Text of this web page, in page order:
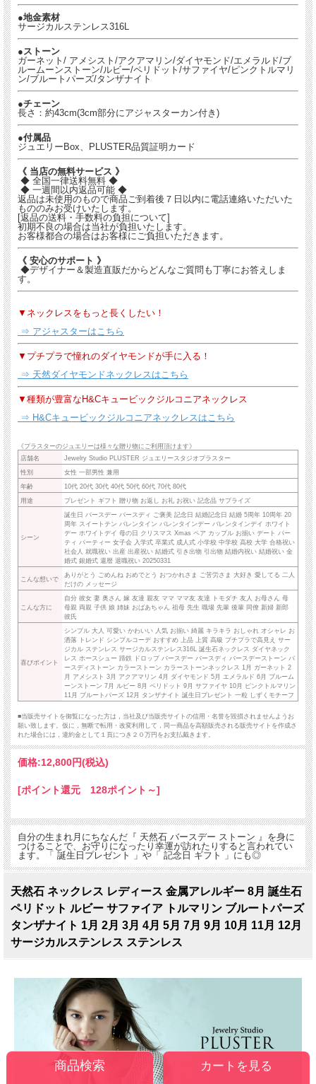
●地金素材
サージカルステンレス316L
●ストーン
ガーネット/ アメシスト/アクアマリン/ダイヤモンド/エメラルド/ブ
ルームーンストーン/ルビー/ペリドット/サファイヤ/ピンクトルマリ
ン/ブルートパーズ/タンザナイト
●チェーン
長さ：約43cm(3cm部分にアジャスターカン付き)
●付属品
ジュエリーBox、PLUSTER品質証明カード
《 当店の無料サービス 》
◆ 全国一律送料無料 ◆
◆ 一週間以内返品可能 ◆
返品は未使用のもので商品ご到着後７日以内に電話連絡いただいた
もののみお受けいたします。
[返品の送料・手数料の負担について]
初期不良の場合は当社が負担いたします。
お客様都合の場合はお客様にご負担いただきます。
《 安心のサポート 》
◆デザイナー＆製造直販だからどんなご質問も丁寧にお答えしま
す。
▼ネックレスをもっと長くしたい！
⇒ アジャスターはこちら
▼プチプラで憧れのダイヤモンドが手に入る！
⇒ 天然ダイヤモンドネックレスはこちら
▼種類が豊富なH&Cキュービックジルコニアネックレス
⇒ H&Cキュービックジルコニアネックレスはこちら
《プラスターのジュエリーは様々な贈り物にご利用頂けます》
店舗名
Jewelry Studio PLUSTER ジュエリースタジオプラスター
性別
女性 一部男性 兼用
年齢
10代 20代 30代 40代 50代 60代 70代 80代
用途
プレゼント ギフト 贈り物 お返し お礼 お祝い 記念品 サプライズ
シーン
誕生日 バースデー バースディ ご褒美 記念日 結婚記念日 結婚 5周年 10周年 20
周年 スイートテン バレンタイン バレンタインデー バレンタインデイ ホワイト
デー ホワイトデイ 母の日 クリスマス Xmas ペア カップル お揃い デート パー
ティ パーティー 女子会 入学式 卒業式 成人式 小学校 中学校 高校 大学 合格祝い
社会人 就職祝い 出産 出産祝い 結婚式 引き出物 引出物 結婚内祝い 結婚祝い 金
婚式 銀婚式 還暦 退職祝い 20250331
こんな想いで
ありがとう ごめんね おめでとう おつかれさま ご苦労さま 大好き 愛してる 二人
だけの メッセージ
こんな方に
自分 彼女 妻 奥さん 嫁 友達 親友 ママ ママ友 友達 トモダチ 友人 お母さん 母
母親 両親 子供 娘 姉妹 おばあちゃん 祖母 先生 職場 先輩 後輩 同僚 新婦 新郎
彼氏
喜びポイント
シンプル 大人 可愛い かわいい 人気 お揃い 綺麗 キラキラ おしゃれ オシャレ お
洒落 トレンド シンプルコーデ おすすめ 上品 上質 高級 プチプラで高見え サー
ジカル ステンレス サージカルステンレス316L 誕生石ネックレス ダイヤネック
レス ホースシュー 蹄鉄 ドロップ バースデー バースディ バースデーストーン バ
ースディストーン カラーストーン カラーストーンネックレス 1月 ガーネット 2
月 アメシスト 3月 アクアマリン 4月 ダイヤモンド 5月 エメラルド 6月 ブルーム
ーンストーン 7月 ルビー 8月 ペリドット 9月 サファイヤ 10月 ピンクトルマリン
11月 ブルートパーズ 12月 タンザナイト 誕生日プレゼント 一粒 しずくモチーフ
■当販売サイトを御覧になった方は，当社及び当販売サイトの信用・名誉を毀損されませんようお
願い致します。仮に，無断で転用・改変利用して，同一商品を高額販売される販売サイトを作成さ
れた場合には，違約金として１頁につき２０万円をお支払戴きます。
価格:12,800円(税込)
[ポイント還元 128ポイント～]
自分の生まれ月にちなんだ『 天然石 バースデー ストーン 』を身に
つけることで、お守りになったり幸運が訪れたりすると言われてい
ます。「 誕生日プレゼント 」や「 記念日 ギフト 」にも◎
天然石 ネックレス レディース 金属アレルギー 8月 誕生石
ペリドット ルビー サファイア トルマリン ブルートパーズ
タンザナイト 1月 2月 3月 4月 5月 7月 9月 10月 11月 12月
サージカルステンレス ステンレス
カートを見る